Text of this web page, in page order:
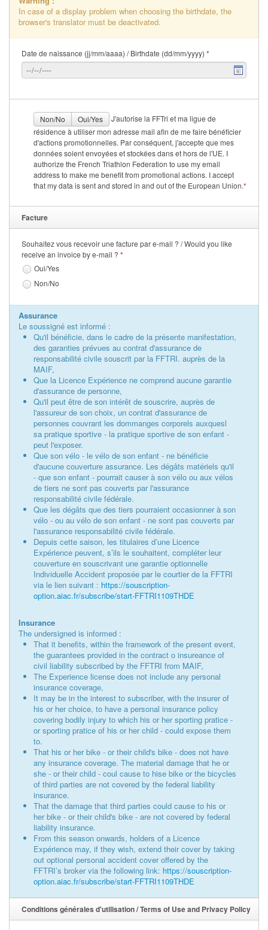
In case of a display problem when choosing the birthdate, the
browser's translator must be deactivated.
Date de naissance (jj/mm/aaaa) / Birthdate (dd/mm/yyyy) *
Non/No Oui/Yes
résidence à utiliser mon adresse mail afin de me faire bénéficier
d'actions promotionnelles. Par conséquent, j'accepte que mes
données soient envoyées et stockées dans et hors de l'UE. I
authorize the French Triathlon Federation to use my email
address to make me benefit from promotional actions. I accept
that my data is sent and stored in and out of the European Union.*
Facture
Souhaitez vous recevoir une facture par e-mail ? / Would you like
receive an invoice by e-mail ? *
Oui/Yes
Non/No
Assurance
Le soussigné est informé :
Qu'il bénéficie, dans le cadre de la présente manifestation,
des garanties prévues au contrat d'assurance de
responsabilité civile souscrit par la FFTRI. auprès de la
MAIF,
Que la Licence Expérience ne comprend aucune garantie
d'assurance de personne,
Qu'il peut être de son intérêt de souscrire, auprès de
l'assureur de son choix, un contrat d'assurance de
personnes couvrant les dommanges corporels auxquesl
sa pratique sportive - la pratique sportive de son enfant -
peut l'exposer.
Que son vélo - le vélo de son enfant - ne bénéficie
d'aucune couverture assurance. Les dégâts matériels qu'il
- que son enfant - pourrait causer à son vélo ou aux vélos
de tiers ne sont pas couverts par l'assurance
responsabilité civile fédérale.
Que les dégâts que des tiers pourraient occasionner à son
vélo - ou au vélo de son enfant - ne sont pas couverts par
l'assurance responsabilité civile fédérale.
Depuis cette saison, les titulaires d’une Licence
Expérience peuvent, s’ils le souhaitent, compléter leur
couverture en souscrivant une garantie optionnelle
Individuelle Accident proposée par le courtier de la FFTRI
via le lien suivant : https://souscription-
option.aiac.fr/subscribe/start-FFTRI1109THDE
Insurance
The undersigned is informed :
That it benefits, within the framework of the present event,
the guarantees provided in the contract o insureance of
civil liability subscribed by the FFTRI from MAIF,
The Experience license does not include any personal
insurance coverage,
It may be in the interest to subscriber, with the insurer of
his or her choice, to have a personal insurance policy
covering bodily injury to which his or her sporting pratice -
or sporting pratice of his or her child - could expose them
to.
That his or her bike - or their child's bike - does not have
any insurance coverage. The material damage that he or
she - or their child - coul cause to hise bike or the bicycles
of third parties are not covered by the federal liability
insurance.
That the damage that third parties could cause to his or
her bike - or their child's bike - are not covered by federal
liability insurance.
From this season onwards, holders of a Licence
Expérience may, if they wish, extend their cover by taking
out optional personal accident cover offered by the
FFTRI’s broker via the following link: https://souscription-
option.aiac.fr/subscribe/start-FFTRI1109THDE
Conditions générales d'utilisation / Terms of Use and Privacy Policy